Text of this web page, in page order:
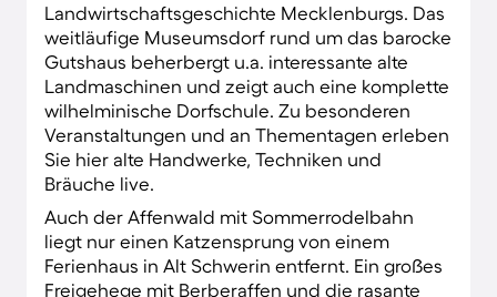
Landwirtschaftsgeschichte Mecklenburgs. Das
weitläufige Museumsdorf rund um das barocke
Gutshaus beherbergt u.a. interessante alte
Landmaschinen und zeigt auch eine komplette
wilhelminische Dorfschule. Zu besonderen
Veranstaltungen und an Thementagen erleben
Sie hier alte Handwerke, Techniken und
Bräuche live.
Auch der Affenwald mit Sommerrodelbahn
liegt nur einen Katzensprung von einem
Ferienhaus in Alt Schwerin entfernt. Ein großes
Freigehege mit Berberaffen und die rasante